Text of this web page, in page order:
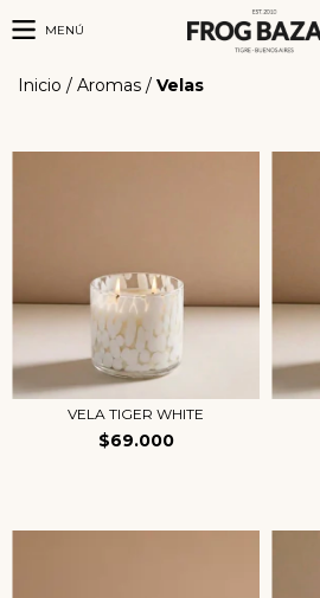
MENÚ
Inicio / Aromas / Velas
VELA TIGER WHITE
$69.000